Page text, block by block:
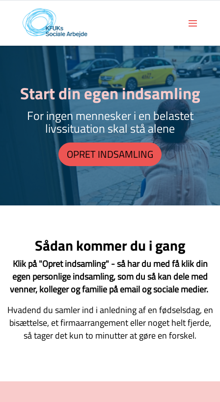
Start din egen indsamling
For ingen mennesker i en belastet
livssituation skal stå alene
OPRET INDSAMLING
Sådan kommer du i gang
Klik på "Opret indsamling" - så har du med få klik din
egen personlige indsamling, som du så kan dele med
venner, kolleger og familie på email og sociale medier.
Hvadend du samler ind i anledning af en fødselsdag, en
bisættelse, et firmaarrangement eller noget helt fjerde,
så tager det kun to minutter at gøre en forskel.